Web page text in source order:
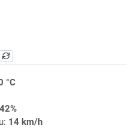
°C
42%
14 km/h